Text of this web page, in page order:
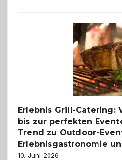
Erlebnis Grill-Catering:
bis zur perfekten
Trend zu Outdoor-
Erlebnisgastronomie
10. Juni 2026